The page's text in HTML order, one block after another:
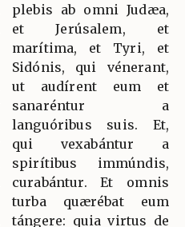
plebis ab omni Judæa,
et Jerúsalem, et
marítima, et Tyri, et
Sidónis, qui vénerant,
ut audírent eum et
sanaréntur a
languóribus suis. Et,
qui vexabántur a
spirítibus immúndis,
curabántur. Et omnis
turba quærébat eum
tángere: quia virtus de